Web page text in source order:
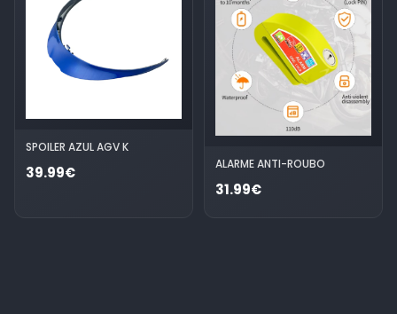
SPOILER AZUL AGV K
39.99€ ALARME ANTI-ROUBO
31.99€